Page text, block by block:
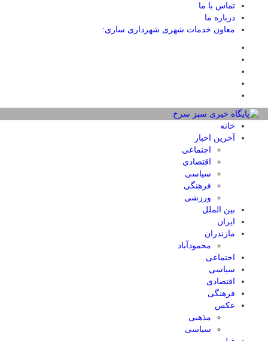
تماس با ما
درباره ما
معاون خدمات شهری شهرداری ساری:
خانه
آخرین اخبار
اجتماعی
اقتصادی
سیاسی
فرهنگی
ورزشی
بین الملل
ایران
مازندران
محمودآباد
اجتماعی
سیاسی
اقتصادی
فرهنگی
عکس
مذهبی
سیاسی